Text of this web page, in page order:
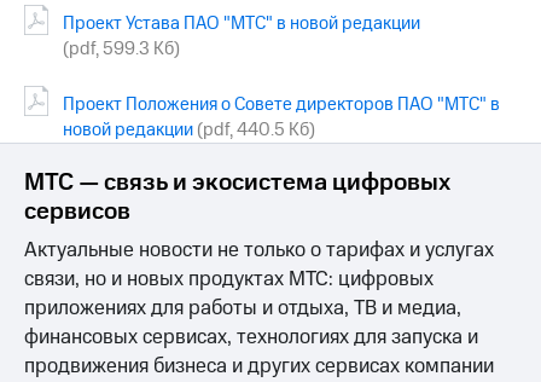
кабинет
акционера
Акционерный
Контроль
и
аудит
Рынок
акций
Описание
приобретения
Порядок
выкупа
акций
Проект Устава ПАО "МТС" в новой редакции
(pdf, 599.3 Кб)
Проект Положения о Совете директоров ПАО "МТС" в
новой редакции(pdf, 440.5 Кб)
МТС — связь и экосистема цифровых
сервисов
Актуальные новости не только о тарифах и услугах
связи, но и новых продуктах МТС: цифровых
приложениях для работы и отдыха, ТВ и медиа,
финансовых сервисах, технологиях для запуска и
продвижения бизнеса и других сервисах компании